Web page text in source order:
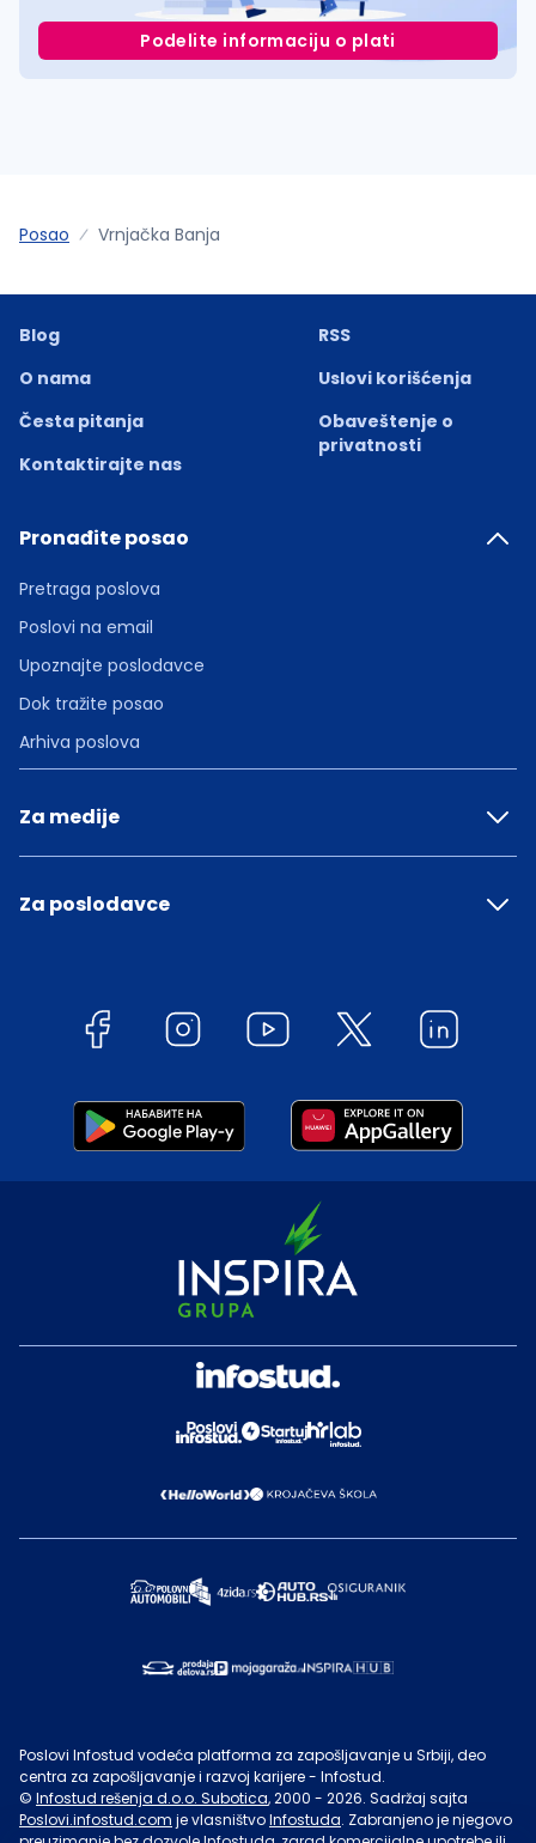
Podelite informaciju o plati
Posao Vrnjačka Banja
Blog
O nama
Česta pitanja
Kontaktirajte nas
RSS
Uslovi korišćenja
Obaveštenje o
privatnosti
Pronađite posao
Pretraga poslova
Poslovi na email
Upoznajte poslodavce
Dok tražite posao
Arhiva poslova
Za medije
Za poslodavce
Poslovi Infostud vodeća platforma za zapošljavanje u Srbiji, deo
centra za zapošljavanje i razvoj karijere - Infostud.
© Infostud rešenja d.o.o. Subotica, 2000 - 2026. Sadržaj sajta
Poslovi.infostud.com je vlasništvoInfostuda. Zabranjeno je njegovo